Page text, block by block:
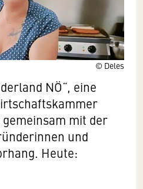
© Deles
NÖ“, eine
mit der
und
Heute: